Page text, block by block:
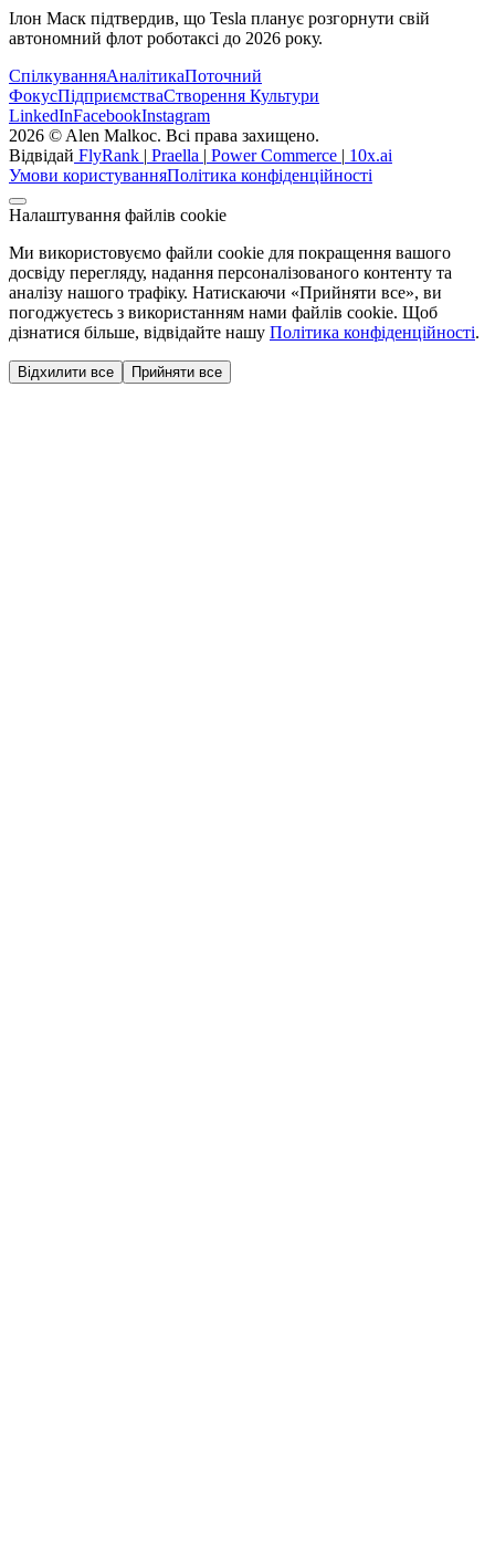
Ілон Маск підтвердив, що Tesla планує розгорнути свій
автономний флот роботаксі до 2026 року.
СпілкуванняАналітикаПоточний
ФокусПідприємстваСтворення Культури
LinkedInFacebookInstagram
2026 © Alen Malkoc. Всі права захищено.
Відвідай FlyRank | Praella | Power Commerce | 10x.ai
Умови користуванняПолітика конфіденційності
Налаштування файлів cookie
Ми використовуємо файли cookie для покращення вашого
досвіду перегляду, надання персоналізованого контенту та
аналізу нашого трафіку. Натискаючи «Прийняти все», ви
погоджуєтесь з використанням нами файлів cookie. Щоб
дізнатися більше, відвідайте нашу Політика конфіденційності.
Відхилити все Прийняти все